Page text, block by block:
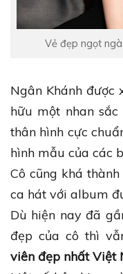
Vẻ đẹp ngọt
Ngân Khánh được
hữu một nhan
thân hình cực
hình mẫu của các
Cô cũng khá
ca hát với album
Dù hiện nay đã
đẹp của cô thì
viên đẹp nhất Việt